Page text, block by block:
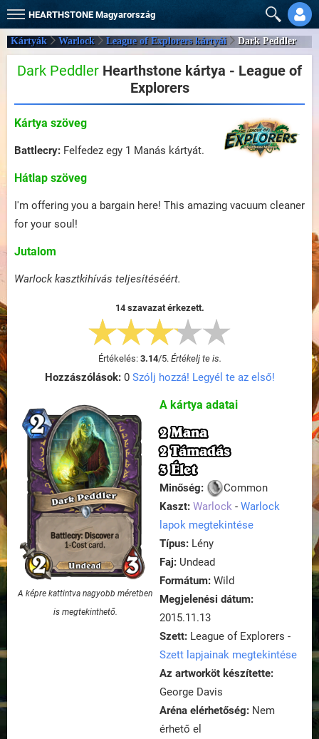
HEARTHSTONE Magyarország
Kártyák Warlock League of Explorers kártyái Dark Peddler
Dark Peddler Hearthstone kártya - League of
Explorers
Kártya szöveg
Battlecry: Felfedez egy 1 Manás kártyát.
Hátlap szöveg
I'm offering you a bargain here! This amazing vacuum cleaner
for your soul!
Jutalom
Warlock kasztkihívás teljesítéséért.
14 szavazat érkezett.
Értékelés: 3.14/5. Értékelj te is.
Hozzászólások:0 Szólj hozzá! Legyél te az első!
A képre kattintva nagyobb méretben
is megtekinthető.
A kártya adatai
2 Mana
2 Támadás
3 Élet
Minőség:
Common
Kaszt: Warlock - Warlock
lapok megtekintése
Típus: Lény
Faj: Undead
Formátum: Wild
Megjelenési dátum:
2015.11.13
Szett: League of Explorers -
Szett lapjainak megtekintése
Az artworköt készítette:
George Davis
Aréna elérhetőség: Nem
érhető el